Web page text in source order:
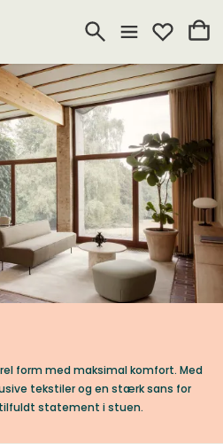
form med maksimal komfort. Med
tekstiler og en stærk sans for
statement i stuen.